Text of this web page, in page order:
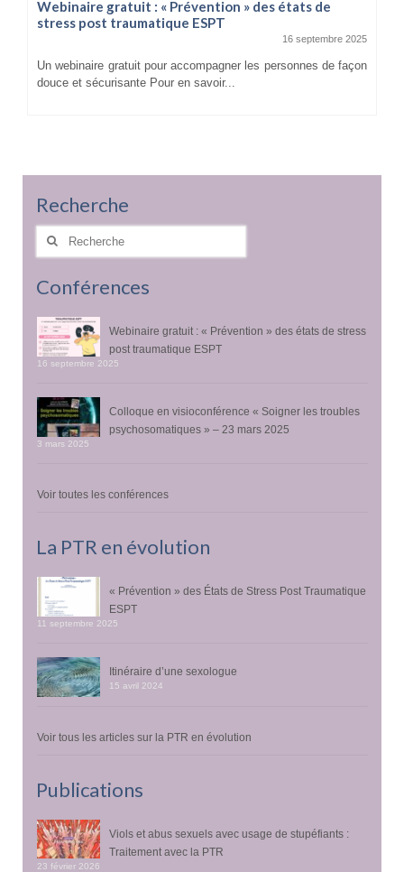
Webinaire gratuit : « Prévention » des états de
stress post traumatique ESPT
16 septembre 2025
Un webinaire gratuit pour accompagner les personnes de façon
douce et sécurisante Pour en savoir...
Recherche
Rechercher
Conférences
Webinaire gratuit : « Prévention » des états de stress
post traumatique ESPT
16 septembre 2025
Colloque en visioconférence « Soigner les troubles
psychosomatiques » – 23 mars 2025
3 mars 2025
Voir toutes les conférences
La PTR en évolution
« Prévention » des États de Stress Post Traumatique
ESPT
11 septembre 2025
Itinéraire d’une sexologue
15 avril 2024
Voir tous les articles sur la PTR en évolution
Publications
Viols et abus sexuels avec usage de stupéfiants :
Traitement avec la PTR
23 février 2026